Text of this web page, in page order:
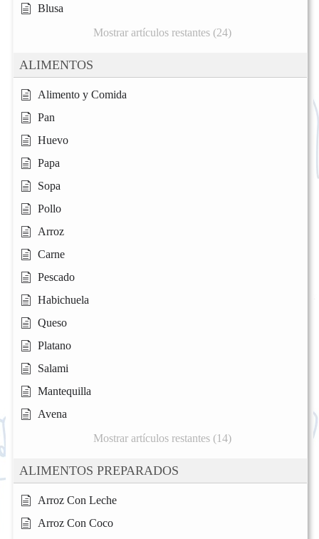
Blusa
Mostrar artículos restantes (24)
ALIMENTOS
Alimento y Comida
Pan
Huevo
Papa
Sopa
Pollo
Arroz
Carne
Pescado
Habichuela
Queso
Platano
Salami
Mantequilla
Avena
Mostrar artículos restantes (14)
ALIMENTOS PREPARADOS
Arroz Con Leche
Arroz Con Coco